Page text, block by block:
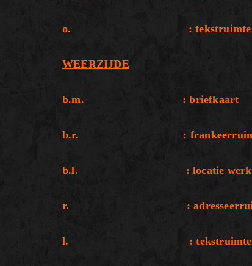
o. : tekstruimte
WEERZIJDE
b.m. : briefkaart
b.r. :
b.l. : locatie werk
r. :
l. : tekstruimte